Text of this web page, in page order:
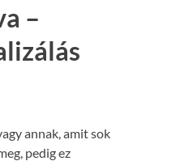
–
annak, amit sok
pedig ez